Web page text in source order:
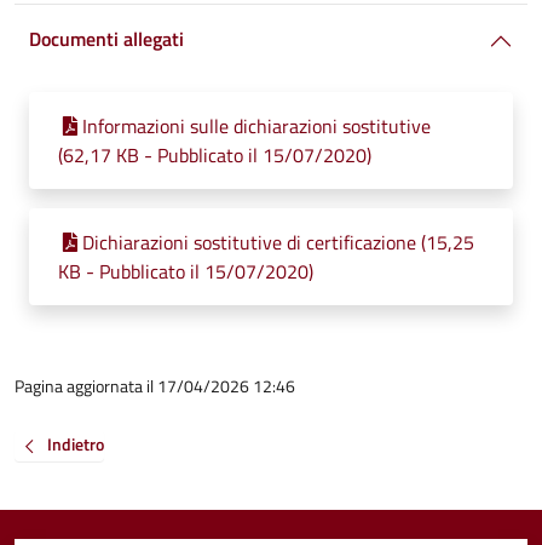
Documenti allegati
Informazioni sulle dichiarazioni sostitutive
(62,17 KB - Pubblicato il 15/07/2020)
Dichiarazioni sostitutive di certificazione (15,25
KB - Pubblicato il 15/07/2020)
Pagina aggiornata il 17/04/2026 12:46
Indietro